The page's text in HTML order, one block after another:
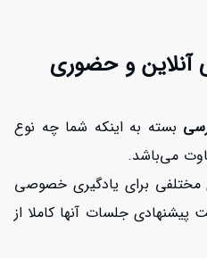
و حضوری
بسته به اینکه شما چه نوع
می‌باشد.
مختلفی برای یادگیری خصوصی
پیشنهادی جلسات آنها کاملا از